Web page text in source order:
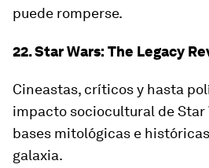
puede romperse.
22. Star Wars: The Legacy
Cineastas, críticos y hasta
impacto sociocultural de Star
bases mitológicas e
galaxia.